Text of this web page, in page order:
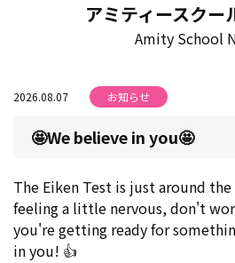
アミティースクー
Amity School
2026.08.07 お知らせ
🤩We believe in you🤩
The Eiken Test is just around
feeling a little nervous, don't
you're getting ready for
in you! 👍